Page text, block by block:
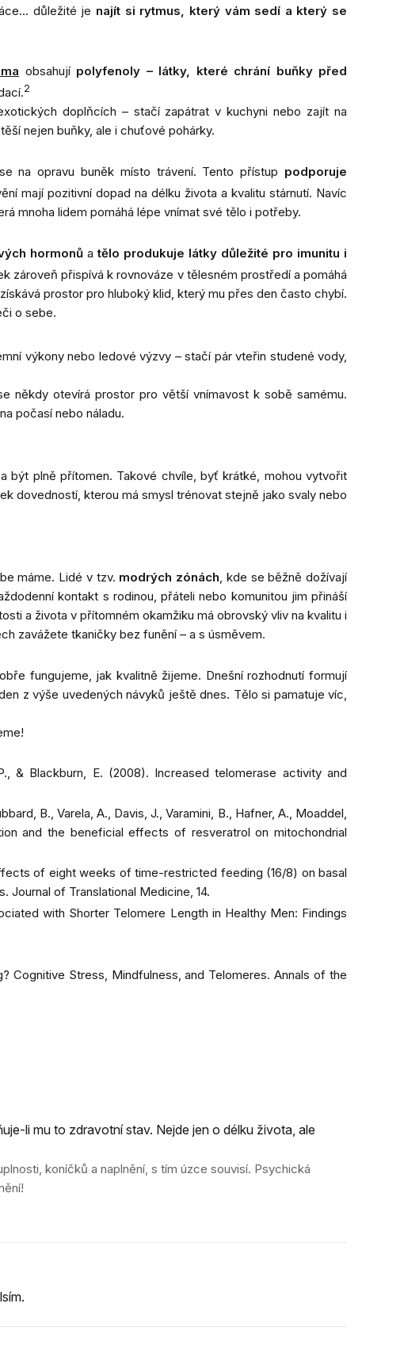
důležité je najít si rytmus, který vám sedí a který se
obsahují polyfenoly – látky, které chrání buňky před
2
doplňcích – stačí zapátrat v kuchyni nebo zajít na
nejen buňky, ale i chuťové pohárky.
na opravu buněk místo trávení. Tento přístup podporuje
mají pozitivní dopad na délku života a kvalitu stárnutí. Navíc
mnoha lidem pomáhá lépe vnímat své tělo i potřeby.
hormonůa tělo produkuje látky důležité pro imunitu i
zároveň přispívá k rovnováze v tělesném prostředí a pomáhá
prostor pro hluboký klid, který mu přes den často chybí.
o sebe.
výkony nebo ledové výzvy – stačí pár vteřin studené vody,
někdy otevírá prostor pro větší vnímavost k sobě samému.
počasí nebo náladu.
být plně přítomen. Takové chvíle, byť krátké, mohou vytvořit
dovedností, kterou má smysl trénovat stejně jako svaly nebo
máme. Lidé v tzv. modrých zónách, kde se běžně dožívají
kontakt s rodinou, přáteli nebo komunitou jim přináší
a života v přítomném okamžiku má obrovský vliv na kvalitu i
zavážete tkaničky bez funění – a s úsměvem.
fungujeme, jak kvalitně žijeme. Dnešní rozhodnutí formují
z výše uvedených návyků ještě dnes. Tělo si pamatuje víc,
& Blackburn, E. (2008). Increased telomerase activity and
B., Varela, A., Davis, J., Varamini, B., Hafner, A., Moaddel,
and the beneficial effects of resveratrol on mitochondrial
of eight weeks of time-restricted feeding (16/8) on basal
Journal of Translational Medicine, 14.
with Shorter Telomere Length in Healthy Men: Findings
Cognitive Stress, Mindfulness, and Telomeres.Annals of the
li mu to zdravotní stav. Nejde jen o délku života, ale
koníčků a naplnění, s tím úzce souvisí. Psychická